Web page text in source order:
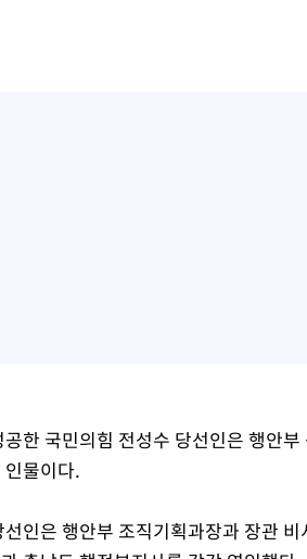
한 국민의힘 전성수 당선인은 행안
물이다.
인은 행안부 조직기획과장과 장관